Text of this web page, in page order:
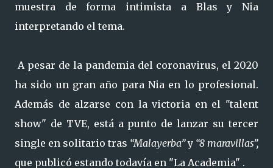
muestra de forma intimista a Blas y Nia
interpretando el tema.
A pesar de la pandemia del coronavirus, el 2020
ha sido un gran año para Nia en lo profesional.
Además de alzarse con la victoria en el "talent
show" de TVE, está a punto de lanzar su tercer
single en solitario tras “Malayerba”y “8 maravillas”,
que publicó estando todavía en "La Academia" .